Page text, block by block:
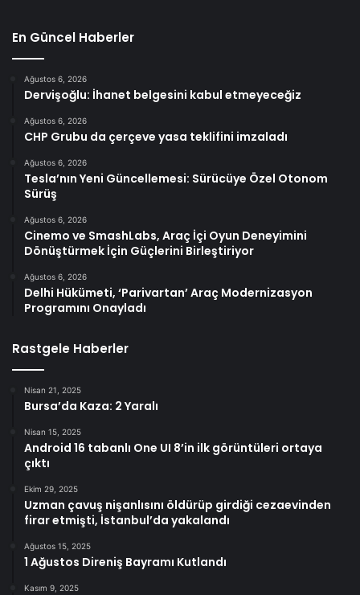
En Güncel Haberler
Ağustos 6, 2026
Dervişoğlu: İhanet belgesini kabul etmeyeceğiz
Ağustos 6, 2026
CHP Grubu da çerçeve yasa teklifini imzaladı
Ağustos 6, 2026
Tesla’nın Yeni Güncellemesi: Sürücüye Özel Otonom
Sürüş
Ağustos 6, 2026
Cinemo ve SmashLabs, Araç İçi Oyun Deneyimini
Dönüştürmek İçin Güçlerini Birleştiriyor
Ağustos 6, 2026
Delhi Hükümeti, ‘Parivartan’ Araç Modernizasyon
Programını Onayladı
Rastgele Haberler
Nisan 21, 2025
Bursa’da Kaza: 2 Yaralı
Nisan 15, 2025
Android 16 tabanlı One UI 8’in ilk görüntüleri ortaya
çıktı
Ekim 29, 2025
Uzman çavuş nişanlısını öldürüp girdiği cezaevinden
firar etmişti, İstanbul’da yakalandı
Ağustos 15, 2025
1 Ağustos Direniş Bayramı Kutlandı
Kasım 9, 2025